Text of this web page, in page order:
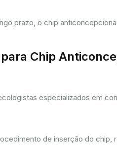
prazo, o chip
Chip
especializados em
de inserção do